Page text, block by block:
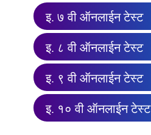
इ. ७ वी ऑनलाईन टेस्ट
इ. ८ वी ऑनलाईन टेस्ट
इ. ९ वी ऑनलाईन टेस्ट
इ. १० वी ऑनलाईन टेस्ट